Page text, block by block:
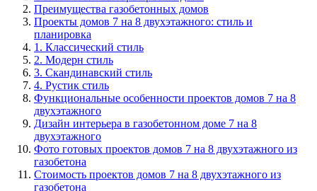
Преимущества газобетонных домов
Проекты домов 7 на 8 двухэтажного: стиль и
планировка
1. Классический стиль
2. Модерн стиль
3. Скандинавский стиль
4. Рустик стиль
Функциональные особенности проектов домов 7 на 8
двухэтажного
Дизайн интерьера в газобетонном доме 7 на 8
двухэтажного
Фото готовых проектов домов 7 на 8 двухэтажного из
газобетона
Стоимость проектов домов 7 на 8 двухэтажного из
газобетона